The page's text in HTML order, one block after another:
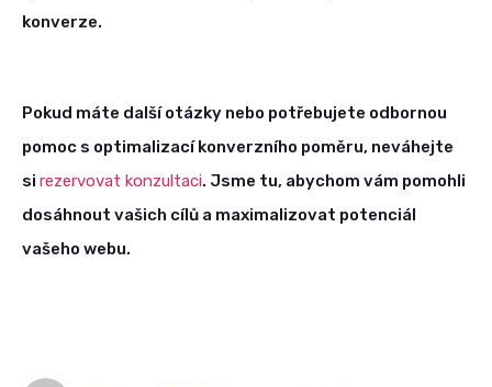
konverze.
Pokud máte další otázky nebo potřebujete odbornou
pomoc s optimalizací konverzního poměru, neváhejte
si rezervovat konzultaci. Jsme tu, abychom vám pomohli
dosáhnout vašich cílů a maximalizovat potenciál
vašeho webu.